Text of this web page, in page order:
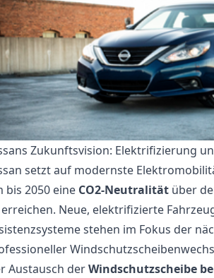
Zukunftsvision: Elektrifizierung
setzt auf modernste
bis 2050 eine CO2-Neutralität über
Neue, elektrifizierte
stehen im Fokus der
Austausch derWindschutzscheibe